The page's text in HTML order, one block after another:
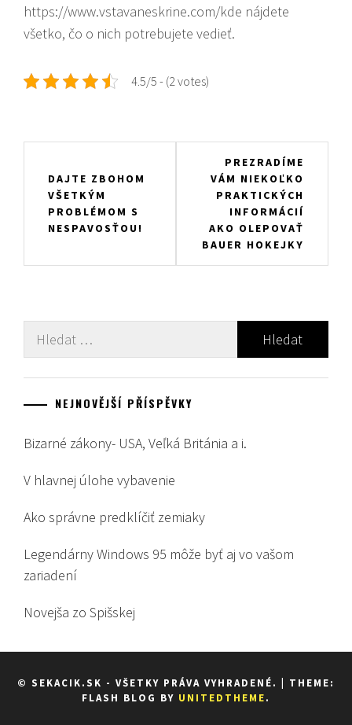
https://www.vstavaneskrine.com/kde nájdete
všetko, čo o nich potrebujete vedieť.
4.5/5 - (2 votes)
pro
příspěvek
DAJTE ZBOHOM
VŠETKÝM
PROBLÉMOM S
NESPAVOSŤOU!
PREZRADÍME
VÁM NIEKOĽKO
PRAKTICKÝCH
INFORMÁCIÍ
AKO OLEPOVAŤ
BAUER HOKEJKY
Vyhledávání
NEJNOVĚJŠÍ PŘÍSPĚVKY
Bizarné zákony- USA, Veľká Británia a i.
V hlavnej úlohe vybavenie
Ako správne predklíčiť zemiaky
Legendárny Windows 95 môže byť aj vo vašom
zariadení
Novejša zo Spišskej
© SEKACIK.SK - VŠETKY PRÁVA VYHRADENÉ.
THEME:
FLASH BLOG BY UNITEDTHEME.